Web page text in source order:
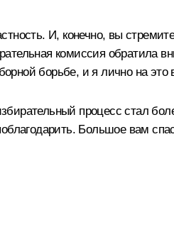
И, конечно, вы
комиссия обратила
борьбе, и я лично на это
процесс стал
Большое вам